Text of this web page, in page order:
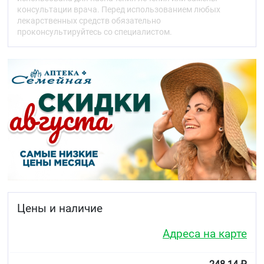
50 % больных), через 1 час (у 95 % больных), и
сохраняется в течение 24 часов.
Фармакокинетика
быстро и хорошо всасывается из желудочно-
кишечного тракта. Максимальный уровень
концентрации определяется примерно через 30 -60
минут.
Прием пищи не оказывает существенного влияния
на величину абсорбции, однако в этом случае
скорость всасывания незначительно снижается.
Распределение:цетиризин связывается с белками
плазмы крови примерно на 93 %. Величина объёма
внутрь клетки не проникает.
Препарат не проникает через
печени с образованием неактивного метаболита.
консультации врача. Перед использованием любых
лекарственных средств обязательно
проконсультируйтесь со специалистом.
Цены и наличие
Адреса на карте